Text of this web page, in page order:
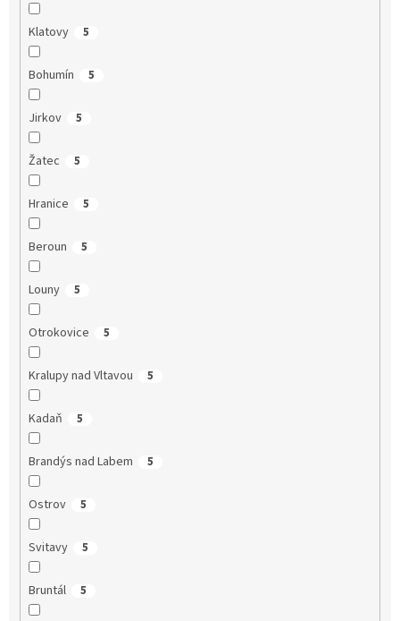
Klatovy 5
Bohumín 5
Jirkov 5
Žatec 5
Hranice 5
Beroun 5
Louny 5
Otrokovice 5
Kralupy nad Vltavou 5
Kadaň 5
Brandýs nad Labem 5
Ostrov 5
Svitavy 5
Bruntál 5